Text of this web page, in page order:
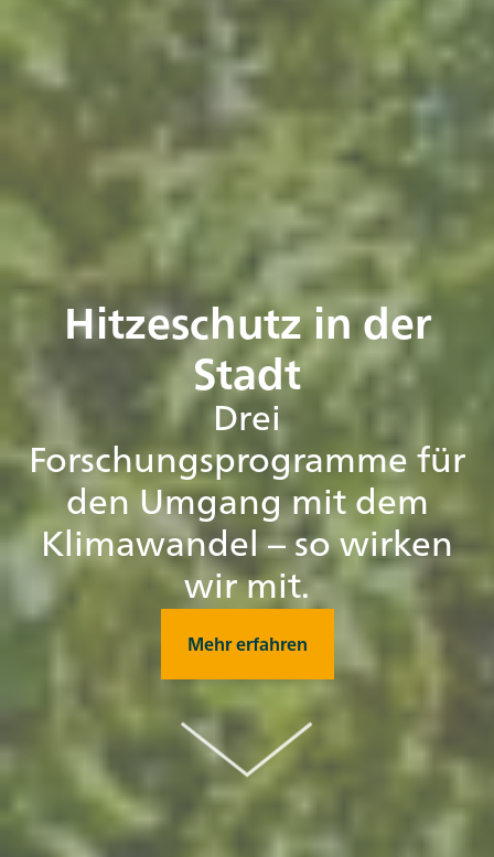
Hitzeschutz in der
Stadt
Drei
Forschungsprogramme für
den Umgang mit dem
Klimawandel – so wirken
wir mit.
Mehr erfahren